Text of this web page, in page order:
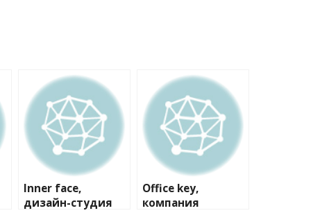
Inner face,
дизайн-студия
Office key,
компания